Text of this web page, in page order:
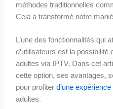
méthodes traditionnelles
Cela a transformé notre
L’une des fonctionnalités qui
d’utilisateurs est la possibilité
adultes via IPTV. Dans cet
cette option, ses avantages,
pour profiterd’une
adultes.